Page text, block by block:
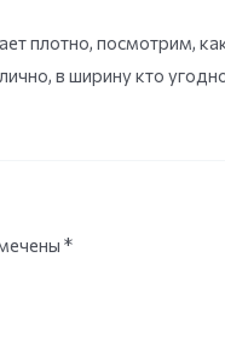
плотно, посмотрим,
в ширину кто
*